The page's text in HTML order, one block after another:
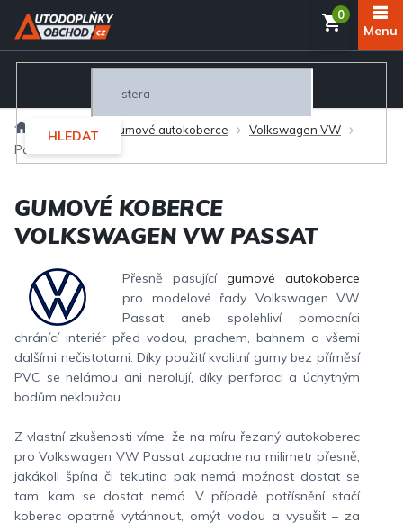
Přejít
obsah
HLEDAT
Interiér Gumové autokoberce
Volkswagen VW
Passat
GUMOVÉ KOBERCE
VOLKSWAGEN VW PASSAT
Přesně pasující gumové autokoberce
pro modelové řady Volkswagen VW
Passat aneb spolehliví pomocníci
chránící interiér před vodou, prachem, bahnem a všemi
dalšími nečistotami. Díky použití kvalitní gumy bez příměsí
PVC se nelámou ani nerolují, díky perforaci a úchytným
bodům nekloužou.
Z vlastní zkušenosti víme, že na míru řezaný autokoberec
pro Volkswagen VW Passat zapadne na milimetr přesně;
jakákoli špína či tekutina pak nemá možnost dostat se
tam, kam se dostat nemá. V případě potřísnění stačí
koberec opatrně vytáhnout, omýt vodou a vysušit – za